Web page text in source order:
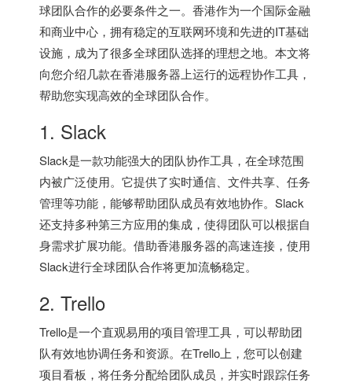
球团队合作的必要条件之一。香港作为一个国际金融
和商业中心，拥有稳定的互联网环境和先进的IT基础
设施，成为了很多全球团队选择的理想之地。本文将
向您介绍几款在香港服务器 上运行的远程协作工具，
帮助您实现高效的全球团队合作。
1. Slack
Slack是一款功能强大的团队协作工具，在全球范围
内被广泛使用。它提供了实时通信、文件共享、任务
管理等功能，能够帮助团队成员有效地协作。Slack
还支持多种第三方应用的集成，使得团队可以根据自
身需求扩展功能。借助香港服务器的高速连接，使用
Slack进行全球团队合作将更加流畅稳定。
2. Trello
Trello是一个直观易用的项目管理工具，可以帮助团
队有效地协调任务和资源。在Trello上，您可以创建
项目看板，将任务分配给团队成员，并实时跟踪任务